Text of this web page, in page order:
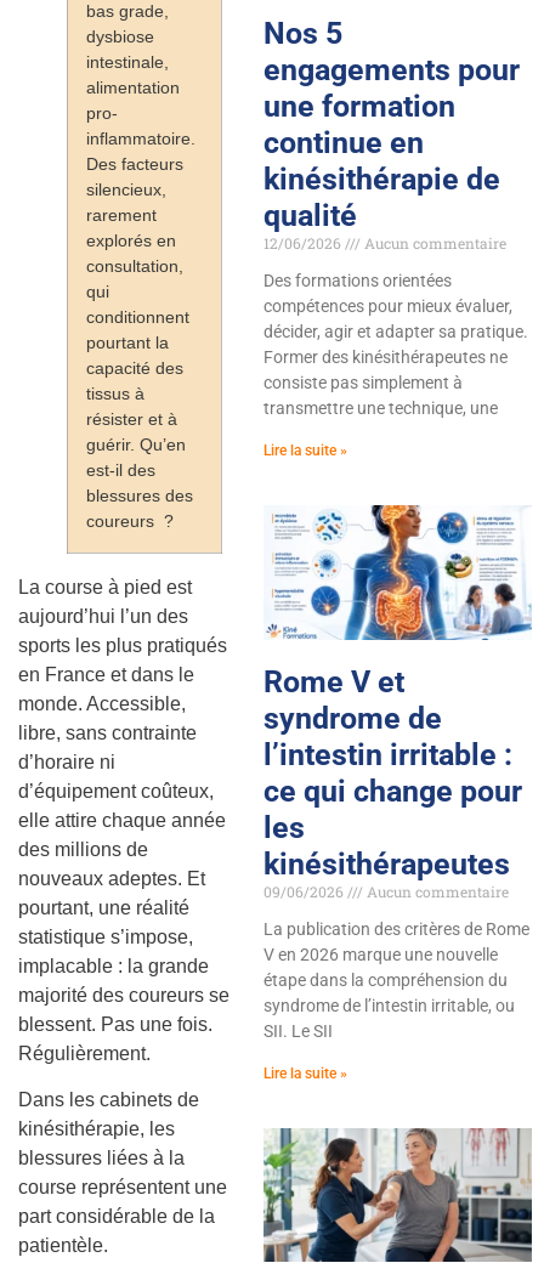
bas grade,
dysbiose
intestinale,
alimentation
pro-
inflammatoire.
Des facteurs
silencieux,
rarement
explorés en
consultation,
qui
conditionnent
pourtant la
capacité des
tissus à
résister et à
guérir. Qu’en
est-il des
blessures des
coureurs ?
La course à pied est
aujourd’hui l’un des
sports les plus pratiqués
en France et dans le
monde. Accessible,
libre, sans contrainte
d’horaire ni
d’équipement coûteux,
elle attire chaque année
des millions de
nouveaux adeptes. Et
pourtant, une réalité
statistique s’impose,
implacable : la grande
majorité des coureurs se
blessent. Pas une fois.
Régulièrement.
Dans les cabinets de
kinésithérapie, les
blessures liées à la
course représentent une
part considérable de la
patientèle.
Nos 5
engagements pour
une formation
continue en
kinésithérapie de
qualité
12/06/2026
Aucun commentaire
Des formations orientées
compétences pour mieux évaluer,
décider, agir et adapter sa pratique.
Former des kinésithérapeutes ne
consiste pas simplement à
transmettre une technique, une
Lire la suite »
Rome V et
syndrome de
l’intestin irritable :
ce qui change pour
les
kinésithérapeutes
09/06/2026
Aucun commentaire
La publication des critères de Rome
V en 2026 marque une nouvelle
étape dans la compréhension du
syndrome de l’intestin irritable, ou
SII. Le SII
Lire la suite »